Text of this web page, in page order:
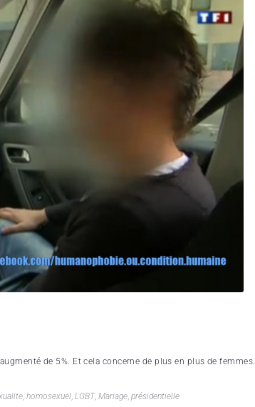
de 5%. Et cela concerne de plus en plus de femmes.
, homosexuel, LGBT, Mariage, présidentielle